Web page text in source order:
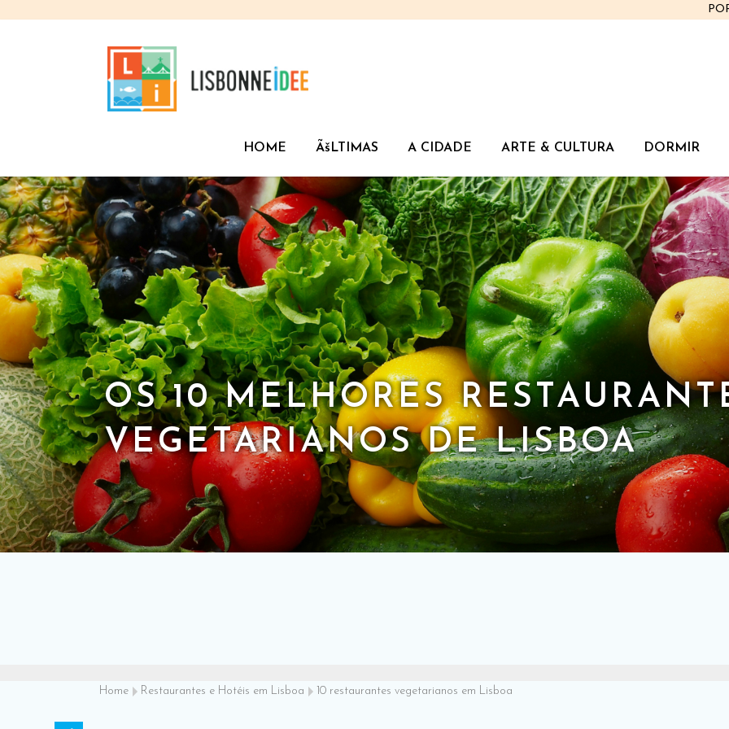
HOME ÃšLTIMAS A CIDADE ARTE & CULTURA DORMIR
OS 10 MELHORES
VEGETARIANOS DE LISBOA
Home Restaurantes e Hotéis em Lisboa 10 restaurantes vegetarianos em Lisboa